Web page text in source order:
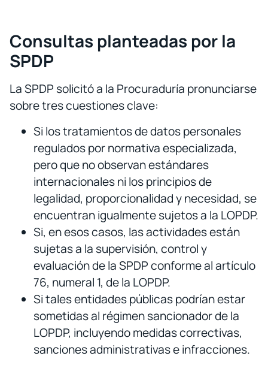
Consultas planteadas por la
SPDP
La SPDP solicitó a la Procuraduría pronunciarse
sobre tres cuestiones clave:
Si los tratamientos de datos personales
regulados por normativa especializada,
pero que no observan estándares
internacionales ni los principios de
legalidad, proporcionalidad y necesidad, se
encuentran igualmente sujetos a la LOPDP.
Si, en esos casos, las actividades están
sujetas a la supervisión, control y
evaluación de la SPDP conforme al artículo
76, numeral 1, de la LOPDP.
Si tales entidades públicas podrían estar
sometidas al régimen sancionador de la
LOPDP, incluyendo medidas correctivas,
sanciones administrativas e infracciones.